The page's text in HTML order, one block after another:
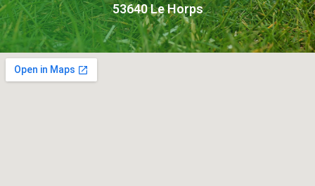
53640 Le Horps